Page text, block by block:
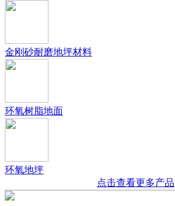
金刚砂耐磨地坪材料
环氧树脂地面
环氧地坪
点击查看更多产品